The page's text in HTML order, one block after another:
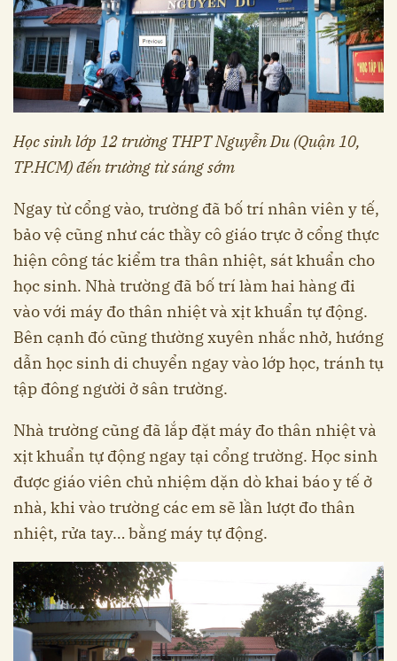
Học sinh lớp 12 trường THPT Nguyễn Du (Quận 10,
TP.HCM) đến trường từ sáng sớm
Ngay từ cổng vào, trường đã bố trí nhân viên y tế,
bảo vệ cũng như các thầy cô giáo trực ở cổng thực
hiện công tác kiểm tra thân nhiệt, sát khuẩn cho
học sinh. Nhà trường đã bố trí làm hai hàng đi
vào với máy đo thân nhiệt và xịt khuẩn tự động.
Bên cạnh đó cũng thường xuyên nhắc nhở, hướng
dẫn học sinh di chuyển ngay vào lớp học, tránh tụ
tập đông người ở sân trường.
Nhà trường cũng đã lắp đặt máy đo thân nhiệt và
xịt khuẩn tự động ngay tại cổng trường. Học sinh
được giáo viên chủ nhiệm dặn dò khai báo y tế ở
nhà, khi vào trường các em sẽ lần lượt đo thân
nhiệt, rửa tay… bằng máy tự động.